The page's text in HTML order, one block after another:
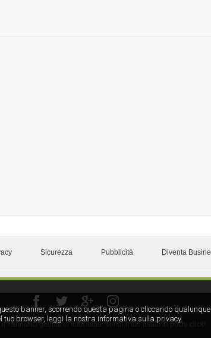
Sicurezza Pubblicità Diventa
- annunci gratuiti in tutta italia. Vendi il tuo usato in pochi click!
banner, scorrendo questa pagina o cliccando qualunque
tuo browser, leggi la nostra informativa sulla privacy.